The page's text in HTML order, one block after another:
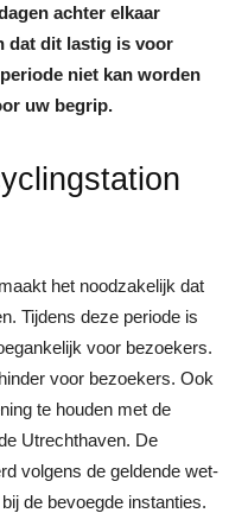
achter elkaar
dat dit lastig is voor
niet kan worden
uw begrip.
het noodzakelijk dat
Tijdens deze periode is
voor bezoekers.
voor bezoekers. Ook
te houden met de
Utrechthaven. De
volgens de geldende wet-
de bevoegde instanties.